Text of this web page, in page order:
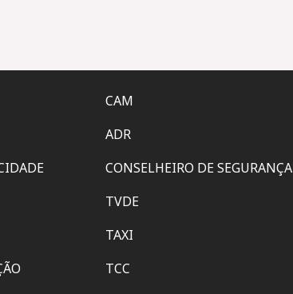
CAM
ADR
CONSELHEIRO DE SEGURANÇA
TVDE
TAXI
TCC